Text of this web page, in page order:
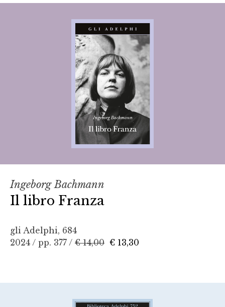
Ingeborg Bachmann
Il libro Franza
gli Adelphi, 684
2024 / pp. 377 / € 14,00 € 13,30